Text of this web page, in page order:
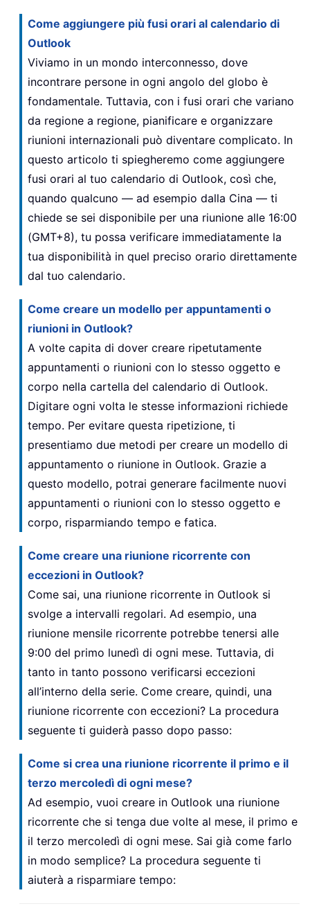
Come aggiungere più fusi orari al calendario di
Outlook
Viviamo in un mondo interconnesso, dove
incontrare persone in ogni angolo del globo è
fondamentale. Tuttavia, con i fusi orari che variano
da regione a regione, pianificare e organizzare
riunioni internazionali può diventare complicato. In
questo articolo ti spiegheremo come aggiungere
fusi orari al tuo calendario di Outlook, così che,
quando qualcuno — ad esempio dalla Cina — ti
chiede se sei disponibile per una riunione alle 16:00
(GMT+8), tu possa verificare immediatamente la
tua disponibilità in quel preciso orario direttamente
dal tuo calendario.
Come creare un modello per appuntamenti o
riunioni in Outlook?
A volte capita di dover creare ripetutamente
appuntamenti o riunioni con lo stesso oggetto e
corpo nella cartella del calendario di Outlook.
Digitare ogni volta le stesse informazioni richiede
tempo. Per evitare questa ripetizione, ti
presentiamo due metodi per creare un modello di
appuntamento o riunione in Outlook. Grazie a
questo modello, potrai generare facilmente nuovi
appuntamenti o riunioni con lo stesso oggetto e
corpo, risparmiando tempo e fatica.
Come creare una riunione ricorrente con
eccezioni in Outlook?
Come sai, una riunione ricorrente in Outlook si
svolge a intervalli regolari. Ad esempio, una
riunione mensile ricorrente potrebbe tenersi alle
9:00 del primo lunedì di ogni mese. Tuttavia, di
tanto in tanto possono verificarsi eccezioni
all’interno della serie. Come creare, quindi, una
riunione ricorrente con eccezioni? La procedura
seguente ti guiderà passo dopo passo:
Come si crea una riunione ricorrente il primo e il
terzo mercoledì di ogni mese?
Ad esempio, vuoi creare in Outlook una riunione
ricorrente che si tenga due volte al mese, il primo e
il terzo mercoledì di ogni mese. Sai già come farlo
in modo semplice? La procedura seguente ti
aiuterà a risparmiare tempo: